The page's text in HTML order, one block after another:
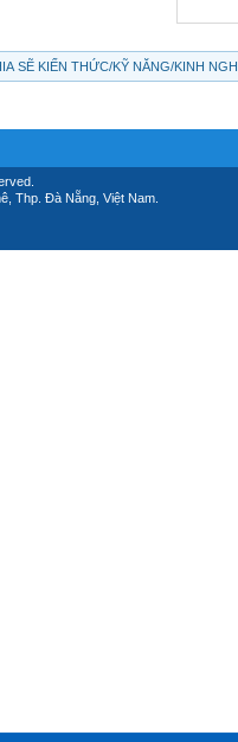
SẼ KIẾN THỨC/KỸ NĂNG/KINH
Thp. Đà Nẵng, Việt Nam.